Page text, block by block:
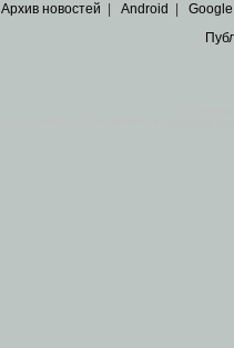
Архив новостей Android Google